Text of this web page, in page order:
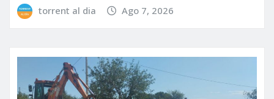
torrent al dia Ago 7, 2026